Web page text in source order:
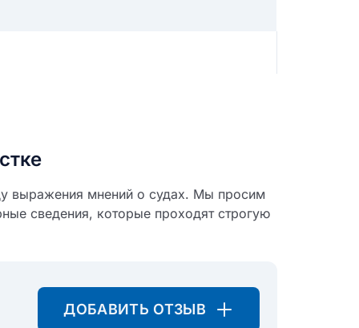
выражения мнений о судах. Мы просим
сведения, которые проходят строгую
ДОБАВИТЬ ОТЗЫВ